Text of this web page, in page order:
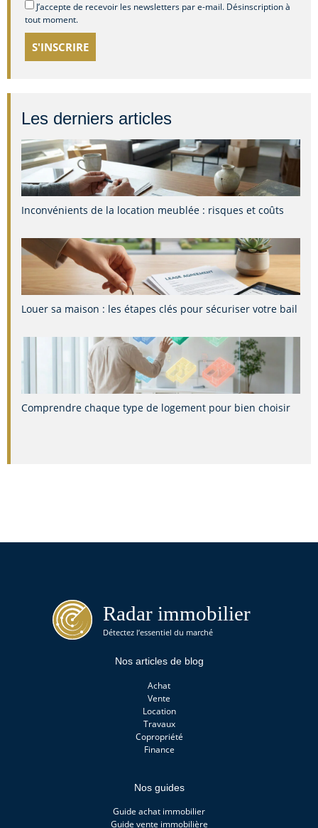
J’accepte de recevoir les newsletters par e-mail. Désinscription à
tout moment.
S'INSCRIRE
Les derniers articles
Inconvénients de la location meublée : risques et coûts
Louer sa maison : les étapes clés pour sécuriser votre bail
Comprendre chaque type de logement pour bien choisir
Nos articles de blog
Achat
Vente
Location
Travaux
Copropriété
Finance
Nos guides
Guide achat immobilier
Guide vente immobilière